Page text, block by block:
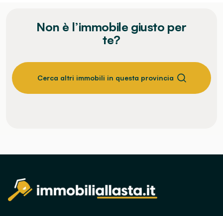
Non è l’immobile giusto per
te?
Cerca altri immobili in questa provincia